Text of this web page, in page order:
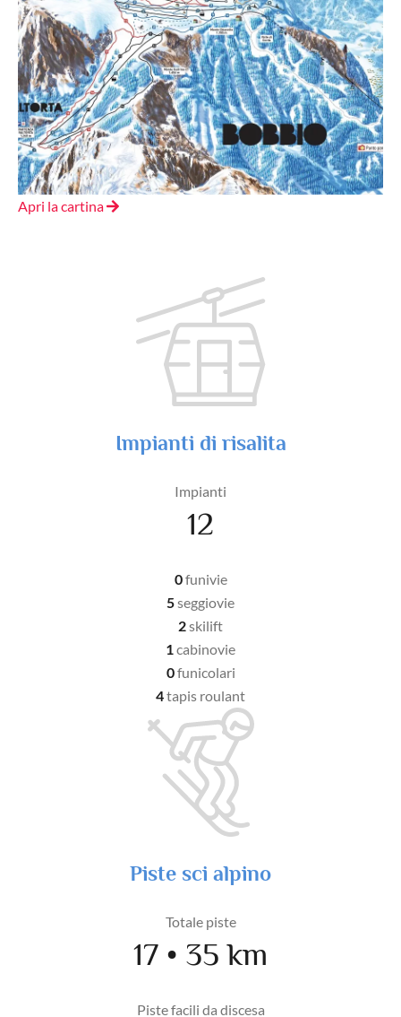
Apri la cartina
Impianti di risalita
Impianti
12
0funivie
5seggiovie
2skilift
1cabinovie
0funicolari
4tapis roulant
Piste sci alpino
Totale piste
17 • 35 km
Piste facili da discesa